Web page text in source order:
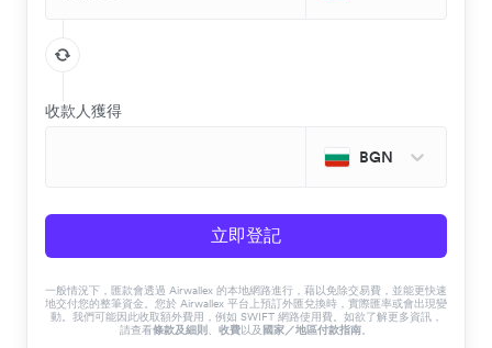
收款人獲得
BGN
立即登記
一般情況下，匯款會透過 Airwallex 的本地網路進行，藉以免除交易費，並能更快速
地交付您的整筆資金。您於 Airwallex 平台上預訂外匯兌換時，實際匯率或會出現變
動。我們可能因此收取額外費用，例如 SWIFT 網路使用費。如欲了解更多資訊，
請查看條款及細則、 收費以及 國家／地區付款指南。